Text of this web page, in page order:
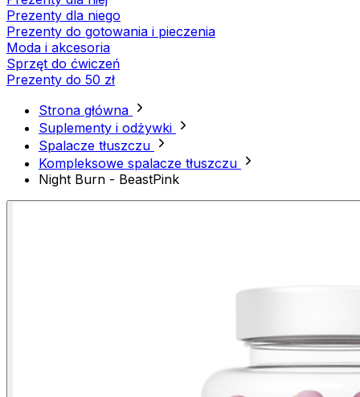
Prezenty dla niego
Prezenty do gotowania i pieczenia
Moda i akcesoria
Sprzęt do ćwiczeń
Prezenty do 50 zł
Strona główna
Suplementy i odżywki
Spalacze tłuszczu
Kompleksowe spalacze tłuszczu
Night Burn - BeastPink